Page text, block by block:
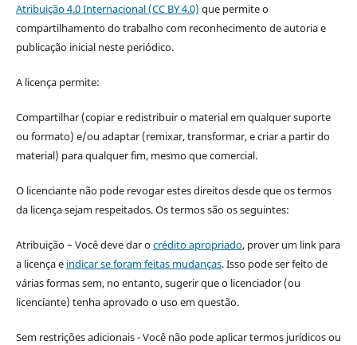
Atribuição 4.0 Internacional (CC BY 4.0) que permite o
compartilhamento do trabalho com reconhecimento de autoria e
publicação inicial neste periódico.
A licença permite:
Compartilhar (copiar e redistribuir o material em qualquer suporte
ou formato) e/ou adaptar (remixar, transformar, e criar a partir do
material) para qualquer fim, mesmo que comercial.
O licenciante não pode revogar estes direitos desde que os termos
da licença sejam respeitados. Os termos são os seguintes:
Atribuição – Você deve dar ocrédito apropriado, prover um link para
a licença e indicar se foram feitas mudanças. Isso pode ser feito de
várias formas sem, no entanto, sugerir que o licenciador (ou
licenciante) tenha aprovado o uso em questão.
Sem restrições adicionais - Você não pode aplicar termos jurídicos ou